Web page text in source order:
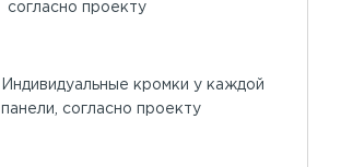
согласно проекту
Индивидуальные кромки у каждой
панели, согласно проекту